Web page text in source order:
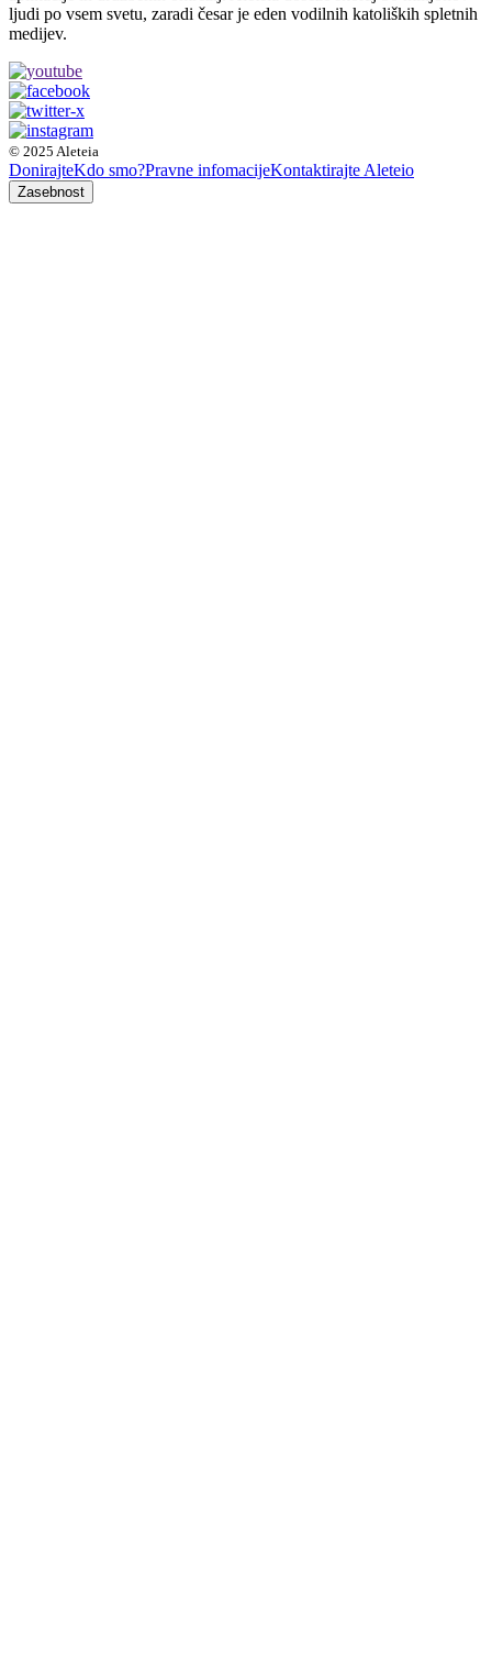
ljudi po vsem svetu, zaradi česar je eden vodilnih katoliških spletnih
medijev.
© 2025 Aleteia
DonirajteKdo smo?Pravne infomacijeKontaktirajte Aleteio
Zasebnost